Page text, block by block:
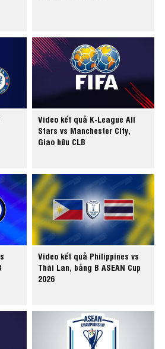
Video kết quả K-League All
Stars vs Manchester City,
Giao hữu CLB
Video kết quả Philippines vs
Thái Lan, bảng B ASEAN Cup
2026